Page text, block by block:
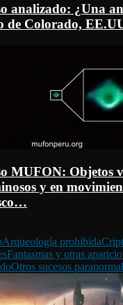
analizado: ¿Una
de Colorado,
MUFON: Objetos
y en
Arqueología prohibida
Fantasmas y otras
Otros sucesos